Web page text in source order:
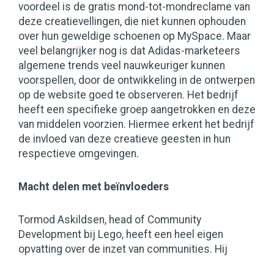
voordeel is de gratis mond-tot-mondreclame van
deze creatievellingen, die niet kunnen ophouden
over hun geweldige schoenen op MySpace. Maar
veel belangrijker nog is dat Adidas-marketeers
algemene trends veel nauwkeuriger kunnen
voorspellen, door de ontwikkeling in de ontwerpen
op de website goed te observeren. Het bedrijf
heeft een specifieke groep aangetrokken en deze
van middelen voorzien. Hiermee erkent het bedrijf
de invloed van deze creatieve geesten in hun
respectieve omgevingen.
Macht delen met beïnvloeders
Tormod Askildsen, head of Community
Development bij Lego, heeft een heel eigen
opvatting over de inzet van communities. Hij